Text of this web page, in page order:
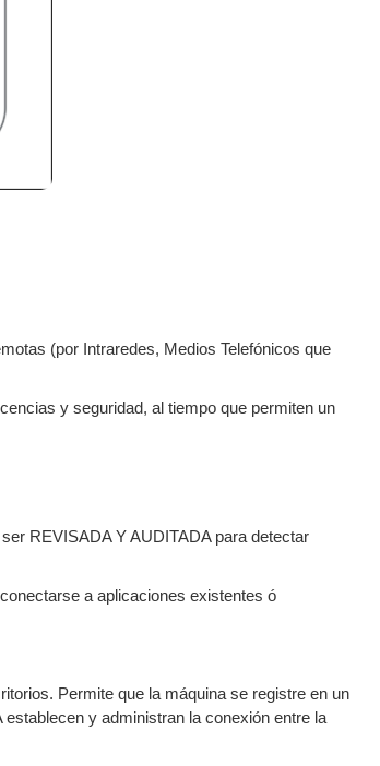
(por Intraredes, Medios Telefónicos que
y seguridad, al tiempo que permiten un
REVISADA Y AUDITADA para detectar
a aplicaciones existentes ó
Permite que la máquina se registre en un
y administran la conexión entre la